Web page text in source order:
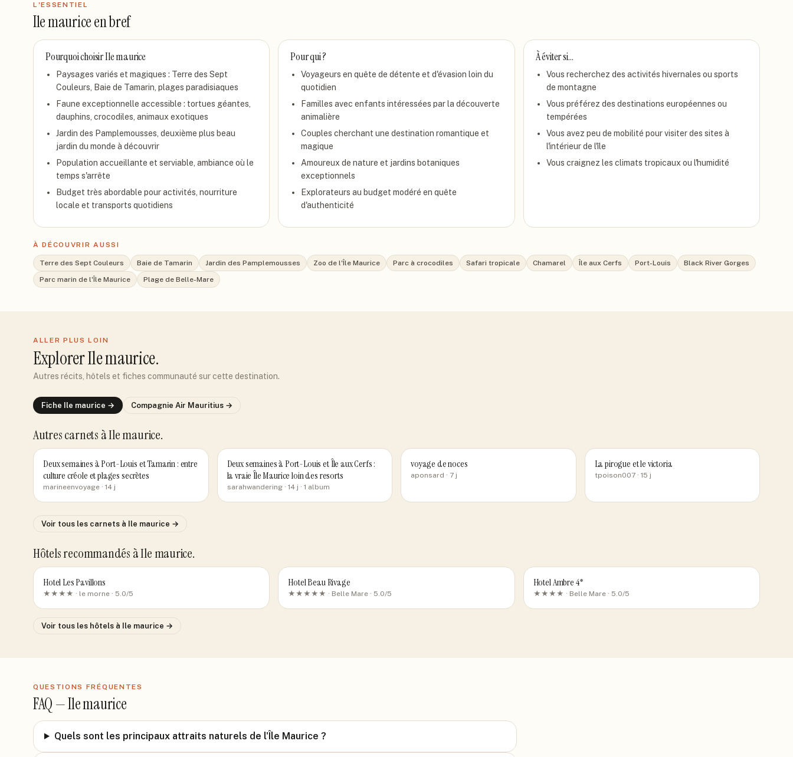
L'ESSENTIEL
Ile mauriceen bref
Pourquoi choisirIle maurice
Paysages variés et magiques : Terre des Sept
Couleurs, Baie de Tamarin, plages paradisiaques
Faune exceptionnelle accessible : tortues géantes,
dauphins, crocodiles, animaux exotiques
Jardin des Pamplemousses, deuxième plus beau
jardin du monde à découvrir
Population accueillante et serviable, ambiance où le
temps s'arrête
Budget très abordable pour activités, nourriture
locale et transports quotidiens
Pour qui ?
Voyageurs en quête de détente et d'évasion loin du
quotidien
Familles avec enfants intéressées par la découverte
animalière
Couples cherchant une destination romantique et
magique
Amoureux de nature et jardins botaniques
exceptionnels
Explorateurs au budget modéré en quête
d'authenticité
À éviter si…
Vous recherchez des activités hivernales ou sports
de montagne
Vous préférez des destinations européennes ou
tempérées
Vous avez peu de mobilité pour visiter des sites à
l'intérieur de l'île
Vous craignez les climats tropicaux ou l'humidité
À DÉCOUVRIR AUSSI
Terre des Sept Couleurs Baie de Tamarin Jardin des Pamplemousses Zoo de l'Île Maurice Parc à crocodiles Safari tropicale Chamarel Île aux Cerfs Port-Louis
Black River Gorges
Parc marin de l'Île Maurice
Plage de Belle-Mare
ALLER PLUS LOIN
ExplorerIle maurice.
Autres récits, hôtels et fiches communauté sur cette destination.
Fiche Ile maurice → Compagnie Air Mauritius →
Autres carnets à Ile maurice.
Deux semaines à Port-Louis et Tamarin : entre
culture créole et plages secrètes
marineenvoyage · 14 j
Deux semaines à Port-Louis et Île aux Cerfs :
la vraie Île Maurice loin des resorts
sarahwandering· 14 j · 1 album
voyage de noces
aponsard · 7 j
La pirogue et le victoria
tpoison007· 15 j
Voir tous les carnets à Ile maurice →
Hôtels recommandés à Ile maurice.
Hotel Les Pavillons
★★★★ · le morne · 5.0/5
Hotel Beau Rivage
★★★★★ · Belle Mare · 5.0/5
Hotel Ambre 4*
★★★★ · Belle Mare· 5.0/5
Voir tous les hôtels à Ile maurice →
QUESTIONS FRÉQUENTES
FAQ —Ile maurice
Quels sont les principaux attraits naturels de l'Île Maurice ?